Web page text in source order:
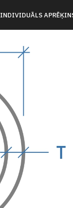
INDIVIDUĀLS